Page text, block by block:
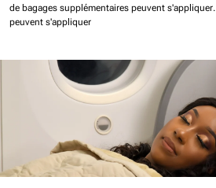
de bagages supplémentaires peuvent s'appliquer.
peuvent s'appliquer